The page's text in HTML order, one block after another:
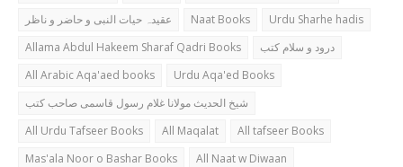
عقیدہ حیات النبی و حاضر و ناظر
Naat Books
Urdu Sharhe hadis
Allama Abdul Hakeem Sharaf Qadri Books
درود و سلام کتب
All Arabic Aqa'aed books
Urdu Aqa'ed Books
شیخ الحدیث مولانا غلام رسول قاسمی صاحب کتب
All Urdu Tafseer Books
All Maqalat
All tafseer Books
Mas'ala Noor o Bashar Books
All Naat w Diwaan